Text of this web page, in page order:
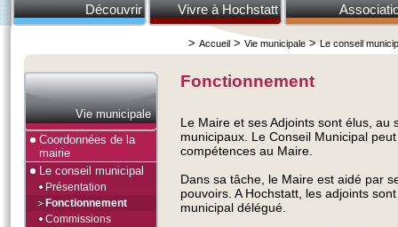
Découvrir Vivre à Hochstatt
> Accueil> Vie municipale>Le conseil
Vie municipale
Coordonnées de la
mairie
Le conseil municipal
Présentation
Fonctionnement
Commissions
Fonctionnement
Le Maire et ses Adjoints sont élus, au
municipaux. Le Conseil Municipal
compétences au Maire.
Dans sa tâche, le Maire est aidé par
pouvoirs. A Hochstatt, les adjoints
municipal délégué.